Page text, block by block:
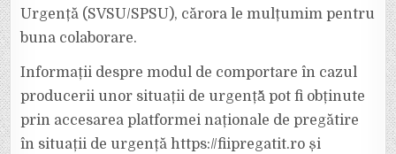
Urgență (SVSU/SPSU), cărora le mulțumim pentru
buna colaborare.
Informații despre modul de comportare în cazul
producerii unor situații de urgență̆ pot fi obținute
prin accesarea platformei naționale de pregătire
în situații de urgență https://fiipregatit.ro și